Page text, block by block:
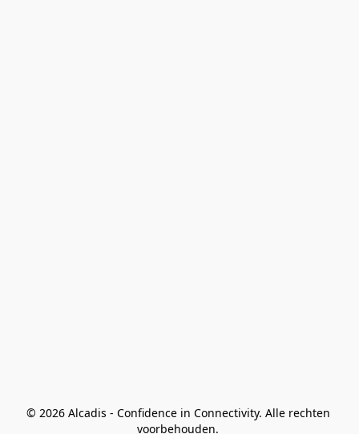
© 2026 Alcadis - Confidence in Connectivity. Alle rechten
voorbehouden.